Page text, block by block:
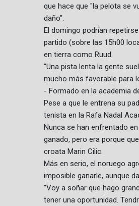
que hace que "la pelota se
daño".
El domingo podrían
partido (sobre las 15h00
en tierra como Ruud.
"Una pista lenta la gente
mucho más favorable para
- Formado en la academia
Pese a que le entrena su
tenista en la Rafa Nadal
Nunca se han enfrentado
ganado, pero era porque
croata Marin Cilic.
Más en serio, el noruego
imposible ganarle, aunque
"Voy a soñar que hago
tener una oportunidad.